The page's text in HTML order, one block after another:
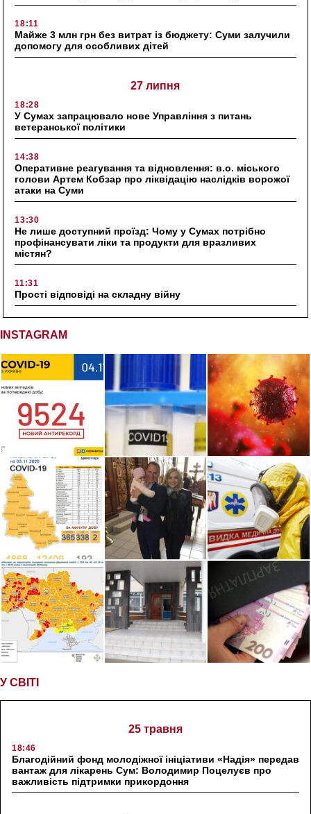
18:11
Майже 3 млн грн без витрат із бюджету: Суми залучили
допомогу для особливих дітей
27 липня
18:28
У Сумах запрацювало нове Управління з питань
ветеранської політики
14:38
Оперативне реагування та відновлення: в.о. міського
голови Артем Кобзар про ліквідацію наслідків ворожої
атаки на Суми
13:30
Не лише доступний проїзд: Чому у Сумах потрібно
профінансувати ліки та продукти для вразливих
містян?
11:31
Прості відповіді на складну війну
INSTAGRAM
У СВІТІ
25 травня
18:46
Благодійний фонд молодіжної ініціативи «Надія» передав
вантаж для лікарень Сум: Володимир Поцелуєв про
важливість підтримки прикордоння